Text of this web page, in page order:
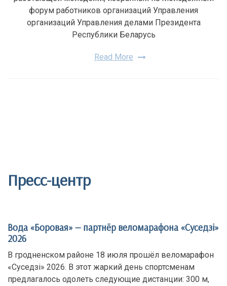
форум работников организаций Управления
организаций Управления делами Президента
Республики Беларусь
Read More
Пресс-центр
Вода «Боровая» — партнёр веломарафона «Суседзi»
2026
В гродненском районе 18 июля прошёл веломарафон
«Суседзi» 2026. В этот жаркий день спортсменам
предлагалось одолеть следующие дистанции: 300 м,